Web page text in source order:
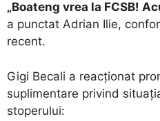
„Boateng vrea la FCSB!
a punctat Adrian Ilie,
recent.
​Gigi Becali a reacționat
suplimentare privind
stoperului: